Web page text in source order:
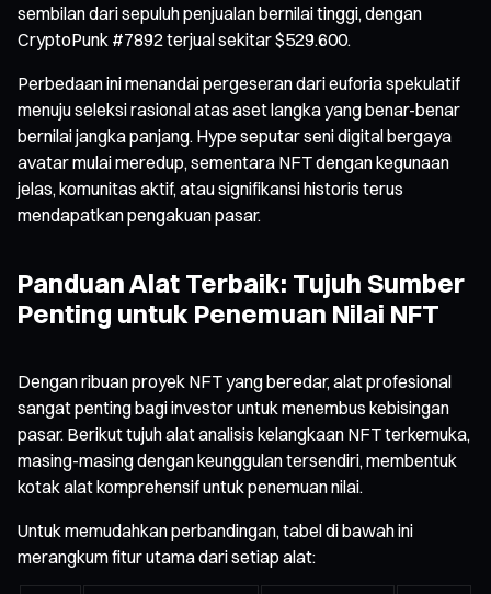
sembilan dari sepuluh penjualan bernilai tinggi, dengan
CryptoPunk #7892 terjual sekitar $529.600.
Perbedaan ini menandai pergeseran dari euforia spekulatif
menuju seleksi rasional atas aset langka yang benar-benar
bernilai jangka panjang. Hype seputar seni digital bergaya
avatar mulai meredup, sementara NFT dengan kegunaan
jelas, komunitas aktif, atau signifikansi historis terus
mendapatkan pengakuan pasar.
Panduan Alat Terbaik: Tujuh Sumber
Penting untuk Penemuan Nilai NFT
Dengan ribuan proyek NFT yang beredar, alat profesional
sangat penting bagi investor untuk menembus kebisingan
pasar. Berikut tujuh alat analisis kelangkaan NFT terkemuka,
masing-masing dengan keunggulan tersendiri, membentuk
kotak alat komprehensif untuk penemuan nilai.
Untuk memudahkan perbandingan, tabel di bawah ini
merangkum fitur utama dari setiap alat: